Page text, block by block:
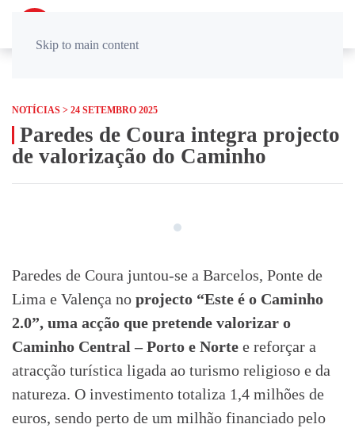
Skip to main content
NOTÍCIAS > 24 SETEMBRO 2025
Paredes de Coura integra projecto
de valorização do Caminho
Paredes de Coura juntou-se a Barcelos, Ponte de
Lima e Valença no projecto “Este é o Caminho
2.0”, uma acção que pretende valorizar o
Caminho Central – Porto e Norte e reforçar a
atracção turística ligada ao turismo religioso e da
natureza. O investimento totaliza 1,4 milhões de
euros, sendo perto de um milhão financiado pelo